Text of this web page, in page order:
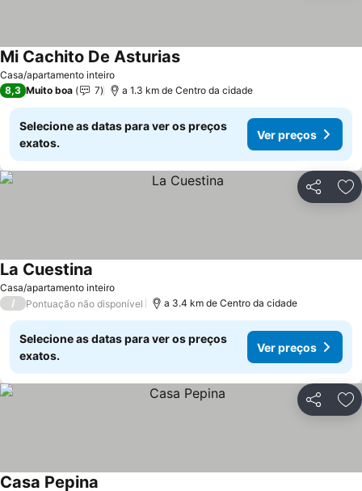
Casa/apartamento inteiro
Mi Cachito De AsturiasVer preços
8,3 Muito boa 7 a 1.3 km de Centro da cidade
Selecione as datas para ver os preços
exatos.
Ver preços
Partilhar
Casa/apartamento inteiro
La Cuestina
/ Pontuação não disponível a 3.4 km de Centro da cidade
Selecione as datas para ver os preços
exatos.
Ver preços
Partilhar
Casa Pepina